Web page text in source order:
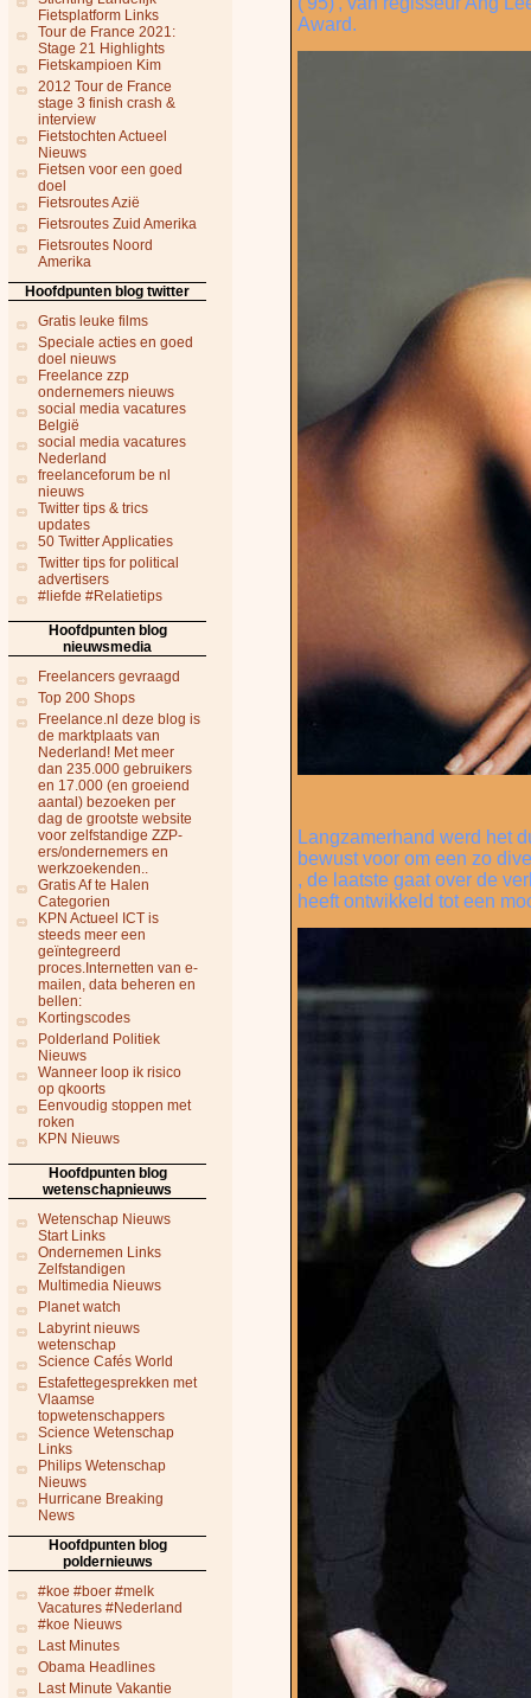
Fietsplatform Links
Tour de France 2021:
Stage 21 Highlights
Fietskampioen Kim
2012 Tour de France
stage 3 finish crash &
interview
Fietstochten Actueel
Nieuws
Fietsen voor een goed
doel
Fietsroutes Azië
Fietsroutes Zuid Amerika
Fietsroutes Noord
Amerika
Hoofdpunten blog twitter
Gratis leuke films
Speciale acties en goed
doel nieuws
Freelance zzp
ondernemers nieuws
social media vacatures
België
social media vacatures
Nederland
freelanceforum be nl
nieuws
Twitter tips & trics
updates
50 Twitter Applicaties
Twitter tips for political
advertisers
#liefde #Relatietips
Hoofdpunten blog
nieuwsmedia
Freelancers gevraagd
Top 200 Shops
Freelance.nl deze blog is
de marktplaats van
Nederland! Met meer
dan 235.000 gebruikers
en 17.000 (en groeiend
aantal) bezoeken per
dag de grootste website
voor zelfstandige ZZP-
ers/ondernemers en
werkzoekenden..
Gratis Af te Halen
Categorien
KPN Actueel ICT is
steeds meer een
geïntegreerd
proces.Internetten van e-
mailen, data beheren en
bellen:
Kortingscodes
Polderland Politiek
Nieuws
Wanneer loop ik risico
op qkoorts
Eenvoudig stoppen met
roken
KPN Nieuws
Hoofdpunten blog
wetenschapnieuws
Wetenschap Nieuws
Start Links
Ondernemen Links
Zelfstandigen
Multimedia Nieuws
Planet watch
Labyrint nieuws
wetenschap
Science Cafés World
Estafettegesprekken met
Vlaamse
topwetenschappers
Science Wetenschap
Links
Philips Wetenschap
Nieuws
Hurricane Breaking
News
Hoofdpunten blog
poldernieuws
#koe #boer #melk
Vacatures #Nederland
#koe Nieuws
Last Minutes
Obama Headlines
Last Minute Vakantie
Award.
Langzamerhand werd het
bewust voor om een zo
, de laatste gaat over de
heeft ontwikkeld tot een